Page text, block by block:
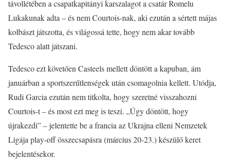
távollétében a csapatkapitányi karszalagot a csatár Romelu
Lukakunak adta – és nem Courtois-nak, aki ezután a sértett májas
kolbászt játszotta, és világossá tette, hogy nem akar tovább
Tedesco alatt játszani.
Tedesco ezt követően Casteels mellett döntött a kapuban, ám
januárban a sportszerűtlenségek után csomagolnia kellett. Utódja,
Rudi Garcia ezután nem titkolta, hogy szeretné visszahozni
Courtois-t – és most ezt meg is teszi. „Úgy döntött, hogy
újrakezdi” – jelentette be a francia az Ukrajna elleni Nemzetek
Ligája play-off összecsapásra (március 20-23.) készülő keret
bejelentésekor.